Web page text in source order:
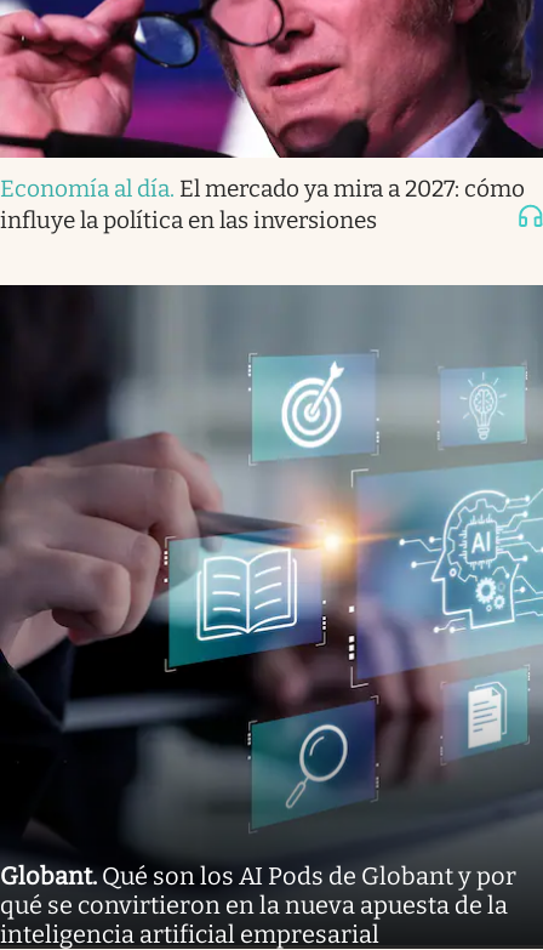
Economía al día. El mercado ya mira a 2027: cómo
influye la política en las inversiones
Globant.Qué son los AI Pods de Globant y por
qué se convirtieron en la nueva apuesta de la
inteligencia artificial empresarial